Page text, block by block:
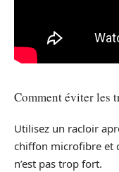
Comment éviter les
Utilisez un racloir
chiffon microfibre et
n’est pas trop fort.